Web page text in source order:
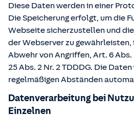
Diese Daten werden in einer
Die Speicherung erfolgt, um die
Webseite sicherzustellen und
der Webserver zu
Abwehr von Angriffen, Art. 6 Abs.
25 Abs. 2 Nr. 2 TDDDG. Die
regelmäßigen Abständen
Datenverarbeitung bei
Einzelnen